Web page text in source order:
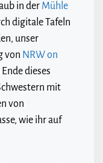
in der Mühle
digitale Tafeln
unser
von NRW on
dieses
mit
von
wie ihr auf